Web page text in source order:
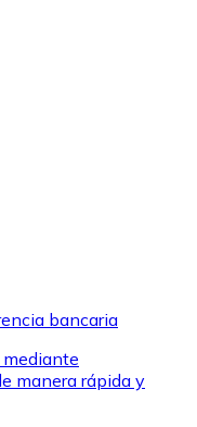
en tu tienda más
para comprar
bancaria
mediante
manera rápida y